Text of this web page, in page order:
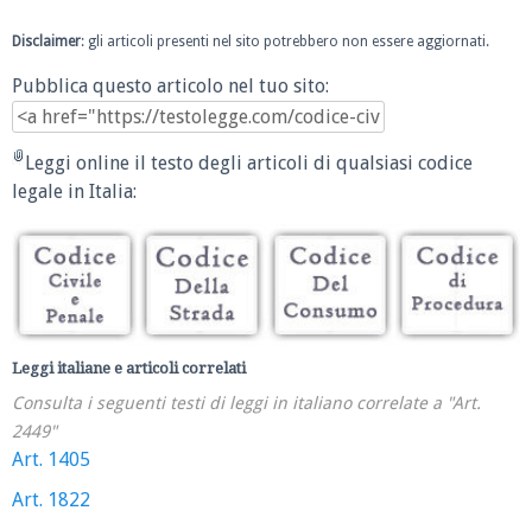
Disclaimer: gli articoli presenti nel sito potrebbero non essere aggiornati.
Pubblica questo articolo nel tuo sito:
Leggi online il testo degli articoli di qualsiasi codice
legale in Italia:
Leggi italiane e articoli correlati
Consulta i seguenti testi di leggi in italiano correlate a "Art.
2449"
Art. 1405
Art. 1822